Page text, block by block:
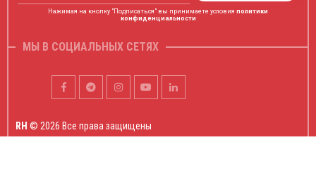
Нажимая на кнопку "Подписаться" вы принимаете условия политики
конфиденциальности
МЫ В СОЦИАЛЬНЫХ СЕТЯХ
RH © 2026 Все права защищены